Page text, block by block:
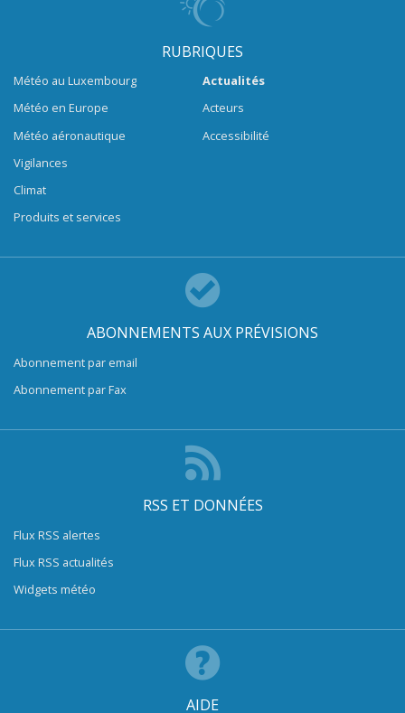
RUBRIQUES
Météo au Luxembourg
Météo en Europe
Météo aéronautique
Vigilances
Climat
Produits et services
Actualités
Acteurs
Accessibilité
ABONNEMENTS AUX PRÉVISIONS
Abonnement par email
Abonnement par Fax
RSS ET DONNÉES
Flux RSS alertes
Flux RSS actualités
Widgets météo
AIDE